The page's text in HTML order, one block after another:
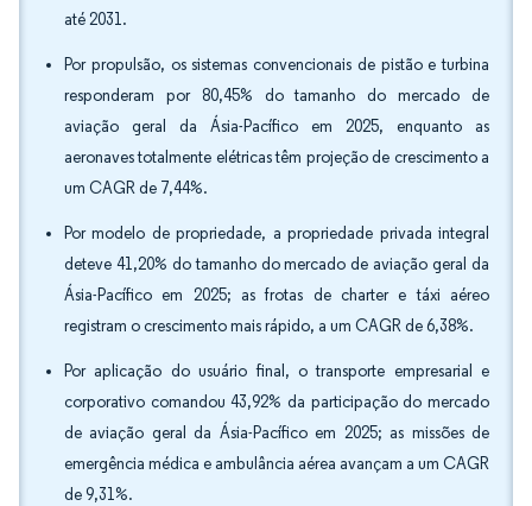
até 2031.
Por propulsão, os sistemas convencionais de pistão e turbina
responderam por 80,45% do tamanho do mercado de
aviação geral da Ásia-Pacífico em 2025, enquanto as
aeronaves totalmente elétricas têm projeção de crescimento a
um CAGR de 7,44%.
Por modelo de propriedade, a propriedade privada integral
deteve 41,20% do tamanho do mercado de aviação geral da
Ásia-Pacífico em 2025; as frotas de charter e táxi aéreo
registram o crescimento mais rápido, a um CAGR de 6,38%.
Por aplicação do usuário final, o transporte empresarial e
corporativo comandou 43,92% da participação do mercado
de aviação geral da Ásia-Pacífico em 2025; as missões de
emergência médica e ambulância aérea avançam a um CAGR
de 9,31%.